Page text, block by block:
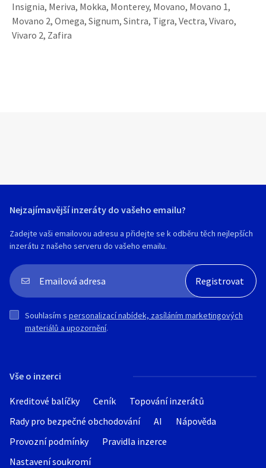
Insignia, Meriva, Mokka, Monterey, Movano, Movano 1,
Movano 2, Omega, Signum, Sintra, Tigra, Vectra, Vivaro,
Vivaro 2, Zafira
Vše o inzerci
Kreditové balíčky Ceník
Topování inzerátů
Rady pro bezpečné obchodování
AI
Nápověda
Provozní podmínky
Pravidla inzerce
Nastavení soukromí
Nejzajímavější inzeráty do vašeho emailu?
Zadejte vaši emailovou adresu a přidejte se k odběru těch nejlepších
inzerátu z našeho serveru do vašeho emailu.
Souhlasím s personalizací nabídek, zasíláním marketingových
materiálů a upozornění.